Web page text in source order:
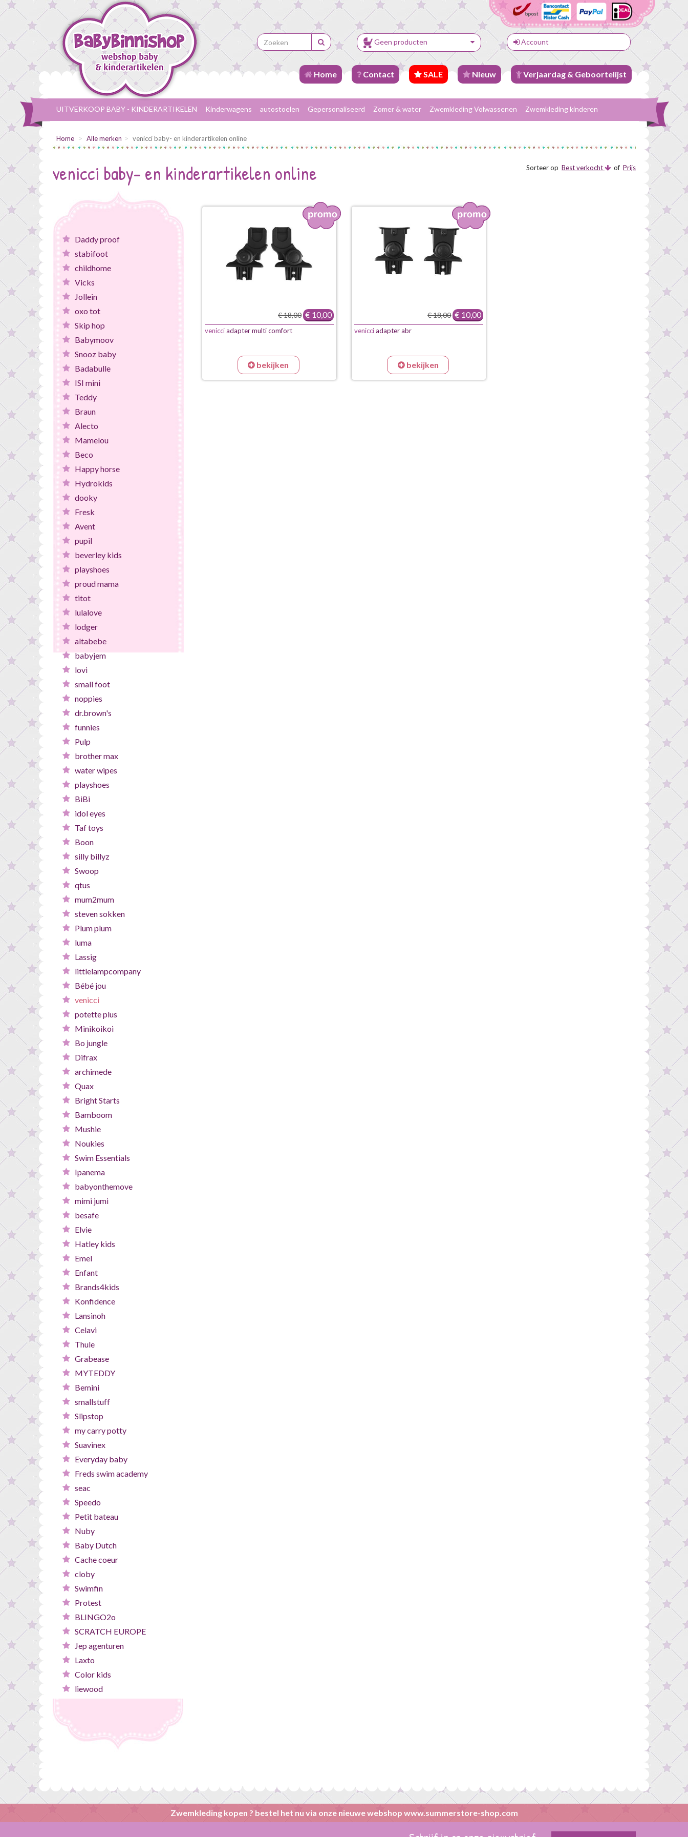
Geen producten Account
Home Contact SALE Nieuw Verjaardag & Geboortelijst
UITVERKOOP BABY - KINDERARTIKELEN Kinderwagens autostoelen Gepersonaliseerd Zomer & water Zwemkleding Volwassenen Zwemkleding kinderen
Home Alle merken venicci baby- en kinderartikelen online
venicci baby- en kinderartikelen online Sorteer op Best verkocht of Prijs
Daddy proof
stabifoot
childhome
Vicks
Jollein
oxo tot
Skip hop
Babymoov
Snooz baby
Badabulle
ISI mini
Teddy
Braun
Alecto
Mamelou
Beco
Happy horse
Hydrokids
dooky
Fresk
Avent
pupil
beverley kids
playshoes
proud mama
titot
lulalove
lodger
altabebe
babyjem
lovi
small foot
noppies
dr.brown's
funnies
Pulp
brother max
water wipes
playshoes
BiBi
idol eyes
Taf toys
Boon
silly billyz
Swoop
qtus
mum2mum
steven sokken
Plum plum
luma
Lassig
littlelampcompany
Bébé jou
venicci
potette plus
Minikoikoi
Bo jungle
Difrax
archimede
Quax
Bright Starts
Bamboom
Mushie
Noukies
Swim Essentials
Ipanema
babyonthemove
mimi jumi
besafe
Elvie
Hatley kids
Emel
Enfant
Brands4kids
Konfidence
Lansinoh
Celavi
Thule
Grabease
MYTEDDY
Bemini
smallstuff
Slipstop
my carry potty
Suavinex
Everyday baby
Freds swim academy
seac
Speedo
Petit bateau
Nuby
Baby Dutch
Cache coeur
cloby
Swimfin
Protest
BLINGO2o
SCRATCH EUROPE
Jep agenturen
Laxto
Color kids
liewood
€ 18,00 € 10,00
venicciadapter multi comfort
bekijken
€ 18,00 € 10,00
venicciadapter abr
bekijken
Zwemkleding kopen ? bestel het nu via onze nieuwe webshop www.summerstore-shop.com